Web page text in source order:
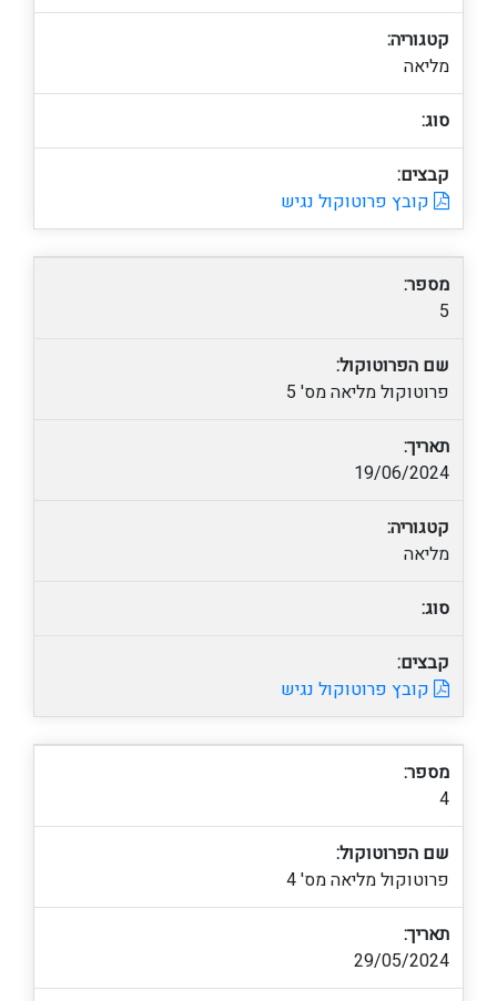
קטגוריה:
מליאה
סוג:
קבצים:
קובץ פרוטוקול נגיש
מספר:
5
שם הפרוטוקול:
פרוטוקול מליאה מס' 5
תאריך:
19/06/2024
קטגוריה:
מליאה
סוג:
קבצים:
קובץ פרוטוקול נגיש
מספר:
4
שם הפרוטוקול:
פרוטוקול מליאה מס' 4
תאריך:
29/05/2024